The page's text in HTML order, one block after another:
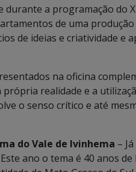
durante a programação do
de uma
de ideias e criatividade e
na oficina
realidade e a
o senso crítico e até
do Vale de Ivinhema –
ano o tema é 40 anos